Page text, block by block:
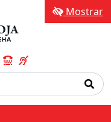
Mostrar